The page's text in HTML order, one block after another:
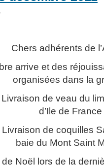
Chers adhérents de
arrive et des
organisées dans la
Livraison de veau du
d’Ile de France
Livraison de coquilles
baie du Mont Saint
Noël lors de la